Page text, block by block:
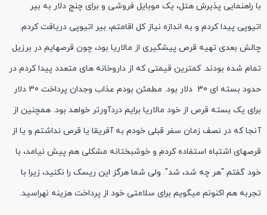
با راهنمایی پذیرش هتل، یک موبایل فروشی و برای چنج دلار به بیر
اتیوپی پیدا کردم و به اندازه نیاز کل اقامتم، بیر اتیوپی دریافت کردم.
چالش بعدی تهیه قرص پیشگیری از مالاریا بود، چون قرصهایم در برزیل
تمام شده بودند. کمترین قیمتی که از داروخانه های متعدد پیدا کردم در
حدود بسته ای 30 دلار بود. مطمئن بودم عذاب وجدان پرداخت 30 دلار
برای یک بسته قرص از خود مالاریا برایم دردآورتر خواهد بود. همچنین از
آنجا که در نصف زمان سفر قبلی خودم به آفریقا یا قرص نداشتم و یا از
قرصهای اشتباه استفاده کردم و خوشبختانه مشکلی هم پیش نیامد، با
خود گفتم "هر چه شد، شد". ولی شما هرگز این ریسک را نکنید، زیرا با
تجربه هم اکنونم میگویم برای سلامتی خود از پرداخت هزینه نهراسید.